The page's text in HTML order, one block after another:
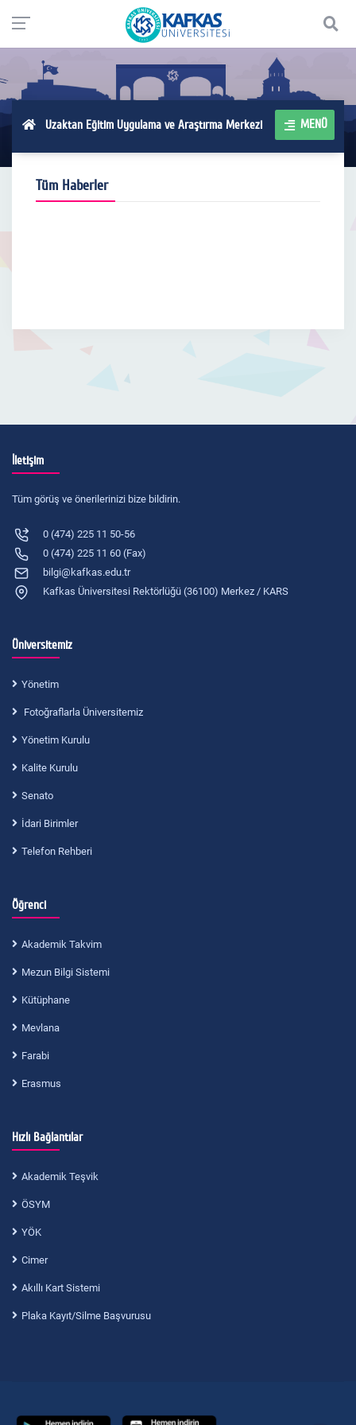
Uzaktan Eğitim Uygulama ve Araştırma Merkezi MENÜ
Tüm Haberler
İletişim
Tüm görüş ve önerilerinizi bize bildirin.
0 (474) 225 11 50-56
0 (474) 225 11 60 (Fax)
bilgi@kafkas.edu.tr
Kafkas Üniversitesi Rektörlüğü (36100) Merkez / KARS
Üniversitemiz
Yönetim
Fotoğraflarla Üniversitemiz
Yönetim Kurulu
Kalite Kurulu
Senato
İdari Birimler
Telefon Rehberi
Öğrenci
Akademik Takvim
Mezun Bilgi Sistemi
Kütüphane
Mevlana
Farabi
Erasmus
Hızlı Bağlantılar
Akademik Teşvik
ÖSYM
YÖK
Cimer
Akıllı Kart Sistemi
Plaka Kayıt/Silme Başvurusu